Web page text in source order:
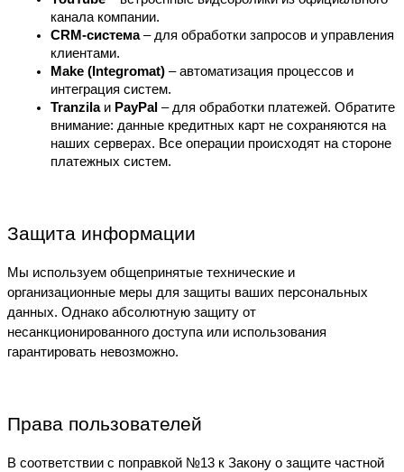
канала компании.
CRM-система – для обработки запросов и управления
клиентами.
Make (Integromat) – автоматизация процессов и
интеграция систем.
Tranzila и PayPal – для обработки платежей. Обратите
внимание: данные кредитных карт не сохраняются на
наших серверах. Все операции происходят на стороне
платежных систем.
Защита информации
Мы используем общепринятые технические и
организационные меры для защиты ваших персональных
данных. Однако абсолютную защиту от
несанкционированного доступа или использования
гарантировать невозможно.
Права пользователей
В соответствии с поправкой №13 к Закону о защите частной